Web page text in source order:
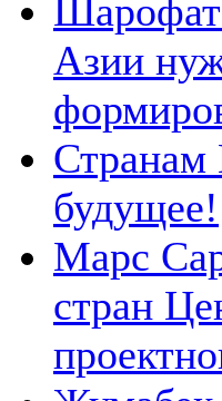
Шарофат
Азии
Странам
будущее!
Марс
стран